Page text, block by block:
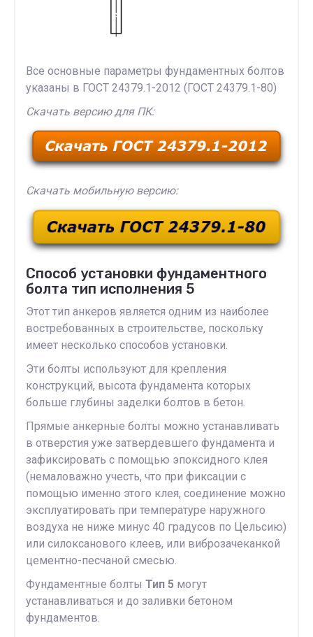
Все основные параметры фундаментных болтов
указаны в ГОСТ 24379.1-2012 (ГОСТ 24379.1-80)
Скачать версию для ПК:
Скачать мобильную версию:
Способ установки фундаментного
болта тип исполнения 5
Этот тип анкеров является одним из наиболее
востребованных в строительстве, поскольку
имеет несколько способов установки.
Эти болты используют для крепления
конструкций, высота фундамента которых
больше глубины заделки болтов в бетон.
Прямые анкерные болты можно устанавливать
в отверстия уже затвердевшего фундамента и
зафиксировать с помощью эпоксидного клея
(немаловажно учесть, что при фиксации с
помощью именно этого клея, соединение можно
эксплуатировать при температуре наружного
воздуха не ниже минус 40 градусов по Цельсию)
или силоксанового клеев, или виброзачеканкой
цементно-песчаной смесью.
Фундаментные болты Тип 5 могут
устанавливаться и до заливки бетоном
фундаментов.